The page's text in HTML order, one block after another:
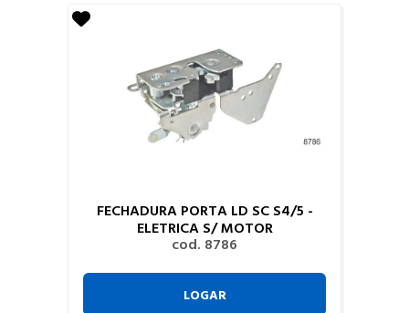
FECHADURA PORTA LD SC S4/5 -
ELETRICA S/ MOTOR
cod. 8786
LOGAR